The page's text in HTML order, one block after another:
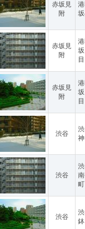
赤坂見
附
赤坂見
附
目
赤坂見
附
目
渋谷
渋谷
渋谷